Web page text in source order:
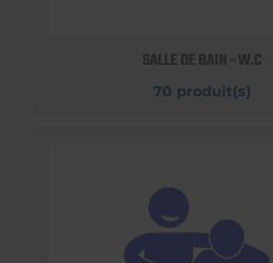
SALLE DE BAIN - W.C
70 produit(s)